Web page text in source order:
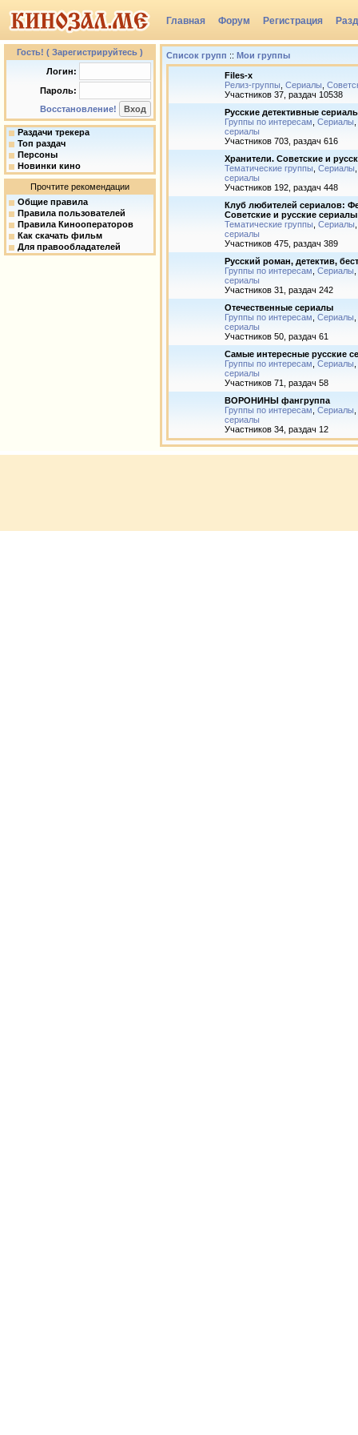
Главная Форум Регистрация
Группы
Гость! ( Зарегистрируйтесь )
Логин:
Пароль:
Восстановление!
Раздачи трекера
Топ раздач
Персоны
Новинки кино
Прочтите рекомендации
Общие правила
Правила пользователей
Правила Кинооператоров
Как скачать фильм
Для правообладателей
Список групп :: Мои группы
Files-x
Релиз-группы Сериалы
Участников 37, раздач 10538
Русские детективные
Группы по интересам Сериалы
сериалы
Участников 703, раздач 616
Хранители. Советские и
Тематические группы Сериалы
сериалы
Участников 192, раздач 448
Клуб любителей сериалов:
Советские и русские сериалы
Тематические группы Сериалы
сериалы
Участников 475, раздач 389
Русский роман, детектив,
Группы по интересам Сериалы
сериалы
Участников 31, раздач 242
Отечественные сериалы
Группы по интересам Сериалы
сериалы
Участников 50, раздач 61
Самые интересные русские
Группы по интересам Сериалы
сериалы
Участников 71, раздач 58
ВОРОНИНЫ фангруппа
Группы по интересам Сериалы
сериалы
Участников 34, раздач 12